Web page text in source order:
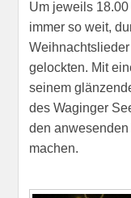
Um jeweils
immer so weit,
Weihnachtslieder
gelockten. Mit
seinem
des Waginger
den
machen.